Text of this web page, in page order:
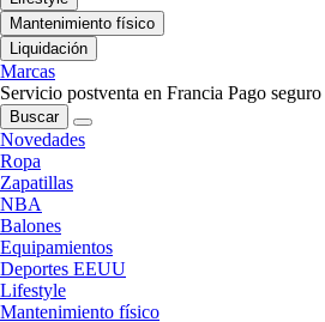
Mantenimiento físico
Liquidación
Marcas
Servicio postventa en Francia Pago seguro
Buscar
Novedades
Ropa
Zapatillas
NBA
Balones
Equipamientos
Deportes EEUU
Lifestyle
Mantenimiento físico